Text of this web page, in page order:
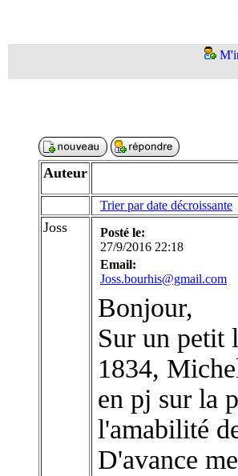
Auteur
Trier par date décroissante
Joss
Posté le:
27/9/2016 22:18
Email:
Joss.bourhis@gmail.com
Bonjour,
Sur un petit
1834,
en pj sur la
l'amabilité
D'avance